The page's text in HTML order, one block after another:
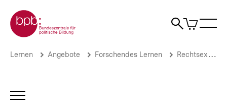
zum
Seiteninhalt
springen
Zur Startseite der bpb
Suche
Artikel
im
Strafgesetze
Brotkrümelnavigation
Pfadnavigation
Lernen Angebote Forschendes Lernen Rechtsextremistische Einstellungen im Alltag
INHALTSNAVIGATION